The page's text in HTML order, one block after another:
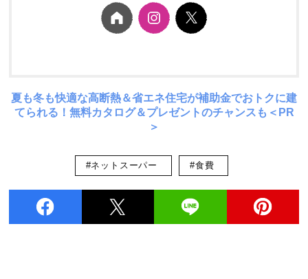
夏も冬も快適な高断熱＆省エネ住宅が補助金でおトクに建
てられる！無料カタログ＆プレゼントのチャンスも＜PR
＞
#ネットスーパー #食費